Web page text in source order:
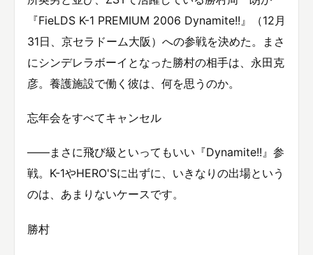
『FieLDS K-1 PREMIUM 2006 Dynamite!!』（12月
31日、京セラドーム大阪）への参戦を決めた。まさ
にシンデレラボーイとなった勝村の相手は、永田克
彦。養護施設で働く彼は、何を思うのか。
忘年会をすべてキャンセル
——まさに飛び級といってもいい『Dynamite!!』参
戦。K-1やHERO'Sに出ずに、いきなりの出場という
のは、あまりないケースです。
勝村